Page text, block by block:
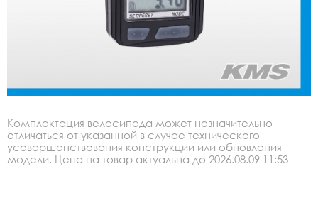
Комплектация велосипеда может незначительно
отличаться от указанной в случае технического
усовершенствования конструкции или обновления
модели. Цена на товар актуальна до 2026.08.09 11:53